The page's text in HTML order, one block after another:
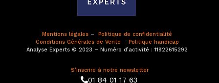
Mentions légales –
Politique de confidentialité
Conditions Générales de Vente – Politique handicap
Analyse Experts © 2023 – Numéro d’activité : 11922615292
S’inscrire à notre newsletter
01 84 01 17 63